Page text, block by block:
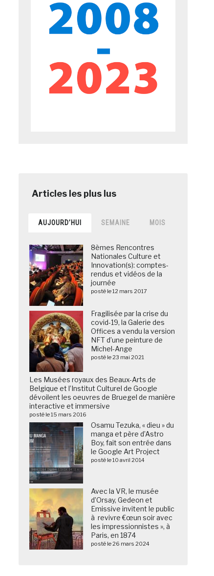
AUJOURD’HUI SEMAINE MOIS
8èmes Rencontres
Nationales Culture et
Innovation(s): comptes-
rendus et vidéos de la
journée
posté le 12 mars 2017
Fragilisée par la crise du
covid-19, la Galerie des
Offices a vendu la version
NFT d’une peinture de
Michel-Ange
posté le 23 mai 2021
Les Musées royaux des Beaux-Arts de
Belgique et l’Institut Culturel de Google
dévoilent les oeuvres de Bruegel de manière
interactive et immersive
posté le 15 mars 2016
Osamu Tezuka, « dieu » du
manga et père d’Astro
Boy, fait son entrée dans
le Google Art Project
posté le 10 avril 2014
Avec la VR, le musée
d’Orsay, Gedeon et
Emissive invitent le public
à revivre €œun soir avec
les impressionnistes », à
Paris, en 1874
posté le 26 mars 2024